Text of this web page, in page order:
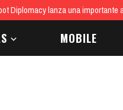
Diplomacy lanza una
MOBILE